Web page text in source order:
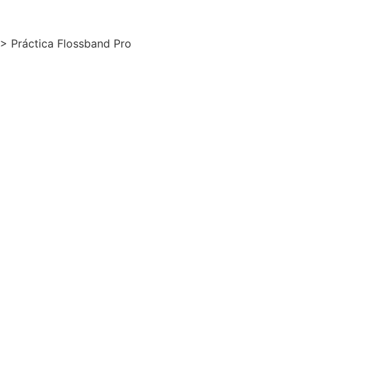
> Práctica Flossband Pro